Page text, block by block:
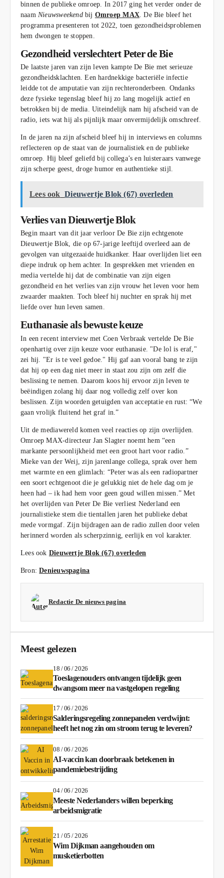
binnen de publieke omroep. In 2017 ging het verder onder de
naamNieuwsweekendbij Omroep MAX. De Bie bleef het
programma presenteren tot 2022, toen gezondheidsproblemen
hem dwongen te stoppen.
Gezondheid verslechtert Peter de Bie
De laatste jaren van zijn leven kampte De Bie met serieuze
gezondheidsklachten. Een hardnekkige bacteriële infectie
leidde tot de amputatie van zijn rechteronderbeen. Ondanks
deze fysieke tegenslag bleef hij zo lang mogelijk actief en
betrokken bij de media. Uiteindelijk nam hij afscheid van de
radio, iets wat hij als pijnlijk maar onvermijdelijk omschreef.
In de jaren na zijn afscheid bleef hij in interviews en columns
reflecteren op de staat van de journalistiek en de publieke
omroep. Hij bleef geliefd bij collega’s en luisteraars vanwege
zijn scherpe geest, droge humor en authentieke stijl.
Lees ook Dieuwertje Blok (67) overleden
Verlies van Dieuwertje Blok
Begin maart van dit jaar verloor De Bie zijn echtgenote
Dieuwertje Blok, die op 67-jarige leeftijd overleed aan de
gevolgen van uitgezaaide huidkanker. Haar overlijden liet een
diepe indruk op hem achter. In gesprekken met vrienden en
media vertelde hij dat de combinatie van zijn eigen
gezondheid en het verlies van zijn vrouw het leven voor hem
zwaarder maakten. Toch bleef hij nuchter en sprak hij met
liefde over hun leven samen.
Euthanasie als bewuste keuze
In een recent interview met Coen Verbraak vertelde De Bie
openhartig over zijn keuze voor euthanasie. "De lol is eraf,"
zei hij. "Er is te veel gedoe." Hij gaf aan vooral bang te zijn
dat hij op een dag niet meer in staat zou zijn om zelf die
beslissing te nemen. Daarom koos hij ervoor zijn leven te
beëindigen zolang hij daar nog volledig zelf over kon
beslissen. Zijn woorden getuigden van acceptatie en rust: “We
gaan vrolijk fluitend het graf in.”
Uit de mediawereld komen veel reacties op zijn overlijden.
Omroep MAX-directeur Jan Slagter noemt hem “een
markante persoonlijkheid met een groot hart voor radio.”
Mieke van der Weij, zijn jarenlange collega, sprak over hem
met warmte en een glimlach: “Peter was als een radiopartner
een soort echtgenoot die je gelukkig niet de hele dag om je
heen had – ik had hem voor geen goud willen missen.” Met
het overlijden van Peter De Bie verliest Nederland een
journalistieke stem die tientallen jaren het publieke debat
mede vormgaf. Zijn bijdragen aan de radio zullen door velen
herinnerd worden als scherpzinnig, eerlijk en vol karakter.
Lees ook Dieuwertje Blok (67) overleden
Bron:Denieuwspagina
Redactie De nieuws pagina
Meest gelezen
18 / 06 / 2026
Toeslagenouders ontvangen tijdelijk geen
dwangsom meer na vastgelopen regeling
17 / 06 / 2026
Salderingsregeling zonnepanelen verdwijnt:
heeft het nog zin om stroom terug te leveren?
08 / 06 / 2026
AI-vaccin kan doorbraak betekenen in
pandemiebestrijding
04 / 06 / 2026
Meeste Nederlanders willen beperking
arbeidsmigratie
21 / 05 / 2026
Wim Dijkman aangehouden om
musketierbotten